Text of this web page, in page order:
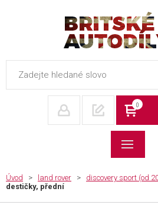
0
Úvod > land rover > discovery sport (od
destičky, přední